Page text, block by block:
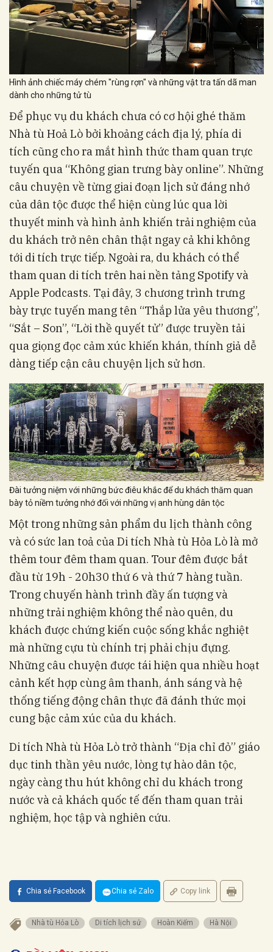
Hình ảnh chiếc máy chém "rùng rợn" và những vật tra tấn dã man
dành cho những tử tù
Để phục vụ du khách chưa có cơ hội ghé thăm
Nhà tù Hoả Lò bởi khoảng cách địa lý, phía di
tích cũng cho ra mắt hình thức tham quan trực
tuyến qua “Không gian trưng bày online”. Những
câu chuyện về từng giai đoạn lịch sử đáng nhớ
của dân tộc được thể hiện cùng lúc qua lời
thuyết minh và hình ảnh khiến trải nghiệm của
du khách trở nên chân thật ngay cả khi không
tới di tích trực tiếp. Ngoài ra, du khách có thể
tham quan di tích trên hai nền tảng Spotify và
Apple Podcasts. Tại đây, 3 chương trình trưng
bày trực tuyến mang tên “Thắp lửa yêu thương”,
“Sắt – Son”, “Lời thề quyết tử” được truyền tải
qua giọng đọc cảm xúc khiến khán, thính giả dễ
dàng tiếp cận câu chuyện lịch sử hơn.
Đài tưởng niệm với những bức điêu khắc để du khách thăm quan
bày tỏ niềm tưởng nhớ đối với những vị anh hùng dân tộc
Một trong những sản phẩm du lịch thành công
và có sức lan toả của Di tích Nhà tù Hỏa Lò là mở
thêm tour đêm tham quan. Tour đêm được bắt
đầu từ 19h - 20h30 thứ 6 và thứ 7 hàng tuần.
Trong chuyến hành trình đầy ấn tượng và
những trải nghiệm không thể nào quên, du
khách được chứng kiến cuộc sống khắc nghiệt
mà những cựu tù chính trị phải chịu đựng.
Những câu chuyện được tái hiện qua nhiều hoạt
cảnh kết hợp cùng âm thanh, ánh sáng và hệ
thống tiếng động chân thực đã đánh thức mọi
cung bậc cảm xúc của du khách.
Di tích Nhà tù Hỏa Lò trở thành “Địa chỉ đỏ” giáo
dục tinh thần yêu nước, lòng tự hào dân tộc,
ngày càng thu hút không chỉ du khách trong
nước và cả khách quốc tế đến tham quan trải
nghiệm, học tập và nghiên cứu.
Chia sẻ Facebook Chia sẻ Zalo Copy link
Nhà tù Hỏa Lò Di tích lịch sử Hoàn Kiếm Hà Nội